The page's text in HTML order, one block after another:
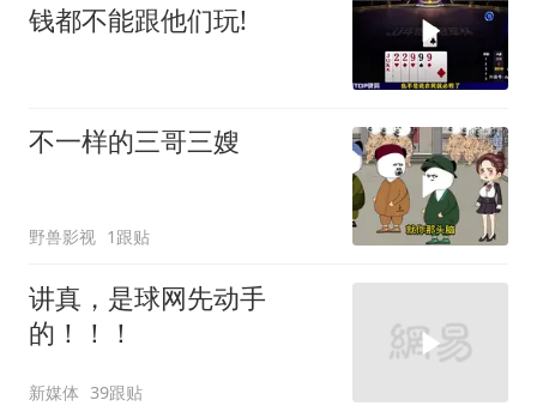
钱都不能跟他们玩!
不一样的三哥三嫂
野兽影视 1跟贴
讲真，是球网先动手
的！！！
新媒体 39跟贴